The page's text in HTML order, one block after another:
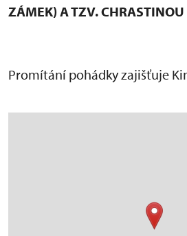
ZÁMEK) A TZV. CHRASTINOU
Promítání pohádky zajišťuje